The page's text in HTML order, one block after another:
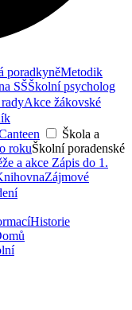
poradkyněMetodik
SŠŠkolní psycholog
Akce žákovské
Škola a
rokuŠkolní poradenské
a akce Zápis do 1.
Zájmové
Historie